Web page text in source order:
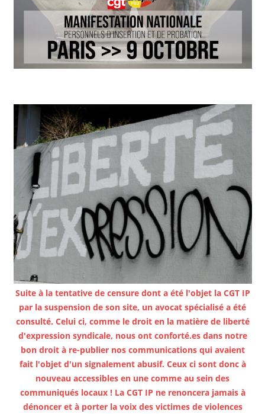
Suite à la tentative de censure dont a été l'objet la CGT IP
par la suspension de son site, un avocat spécialisé a été
consulté. Celui ci, comme le droit en la matière de liberté
d'expression syndicale, nous ont conforté.es dans notre
bon droit à re-publier nos communications qui avaient
fait l'objet d'un signalement abusif. Ceux ci sont donc à
nouveau accessibles en une comme au sein des
communiqués locaux ! La CGT IP ne renoncera jamais à
dénoncer et à porter la voix des victimes de violences